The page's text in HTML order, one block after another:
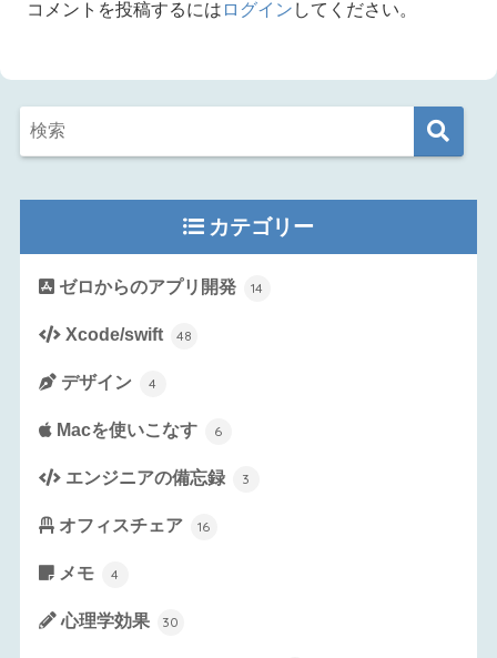
コメントを投稿するには ログイン してください。
カテゴリー
ゼロからのアプリ開発 14
Xcode/swift 48
デザイン 4
Macを使いこなす 6
エンジニアの備忘録 3
オフィスチェア 16
メモ 4
心理学効果 30